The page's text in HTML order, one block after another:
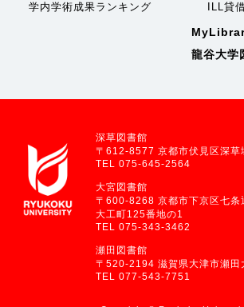
学内学術成果ランキング
ILL貸
龍谷大学
深草図書館
〒612-8577 京都市伏見区深草
TEL 075-645-2564
大宮図書館
〒600-8268 京都市下京区七条
大工町125番地の1
TEL 075-343-3462
瀬田図書館
〒520-2194 滋賀県大津市瀬田
TEL 077-543-7751